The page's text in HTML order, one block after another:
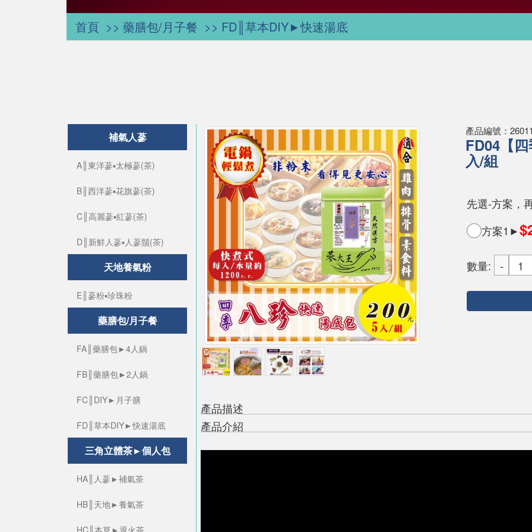
首頁 藥膳包/月子餐 FD║草本DIY►快速湯底
產品編號：
FD04【
入/組
先選-方案，
方案1►
數量:
產品描述
產品介紹
補氣人蔘
A║東洋蔘▪太極蔘(茶)
B║西洋蔘▪花旗蔘(茶)
C║高麗蔘▪紅蔘(茶)
D║新鮮人蔘▪人蔘鬚(茶)
天地養氣粉
E║蔘粉▪珍珠粉
藥膳包/月子餐
FA║藥膳包►4人鍋
FB║藥膳包►2人鍋
FC║DIY►月子膳
FD║草本DIY►快速湯底
三角立體茶►個人包
HA║人蔘►補氣茶
HB║天地►養氣茶
HC║本草►退火茶